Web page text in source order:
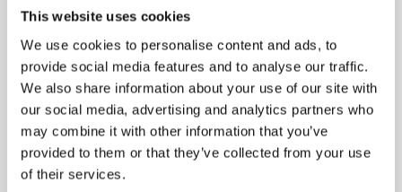
This website uses cookies
We use cookies to personalise content and ads, to
provide social media features and to analyse our traffic.
We also share information about your use of our site with
our social media, advertising and analytics partners who
may combine it with other information that you’ve
provided to them or that they’ve collected from your use
of their services.
ir pigesnis būdas pasiekti
santykius
Rinkodara
Skaitmeninė rinkodara - vienas iš
veiksmingų būdų pristatyti reklamuojama
produkciją, kuri pasiekia vartotojus. Ji
dažnu atveju gali būti pigesnė...